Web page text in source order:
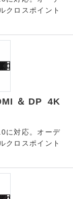
クロスポイント
＆DP 4K
に対応。オーデ
クロスポイント